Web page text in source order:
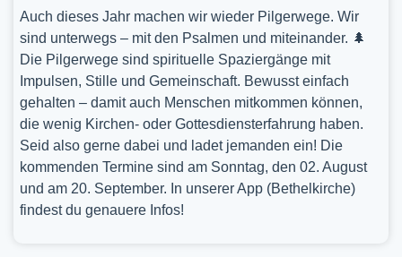
Auch dieses Jahr machen wir wieder Pilgerwege. Wir
sind unterwegs – mit den Psalmen und miteinander. 🌲
Die Pilgerwege sind spirituelle Spaziergänge mit
Impulsen, Stille und Gemeinschaft. Bewusst einfach
gehalten – damit auch Menschen mitkommen können,
die wenig Kirchen- oder Gottesdiensterfahrung haben.
Seid also gerne dabei und ladet jemanden ein! Die
kommenden Termine sind am Sonntag, den 02. August
und am 20. September. In unserer App (Bethelkirche)
findest du genauere Infos!